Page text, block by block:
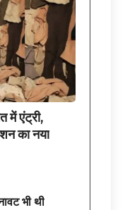
में एंट्री,
का नया
भी थी